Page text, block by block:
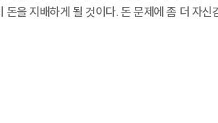
을 지배하게 될 것이다. 돈 문제에 좀 더 자